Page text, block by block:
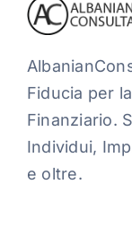
Fiducia per
Finanziario.
Individui,
e oltre.